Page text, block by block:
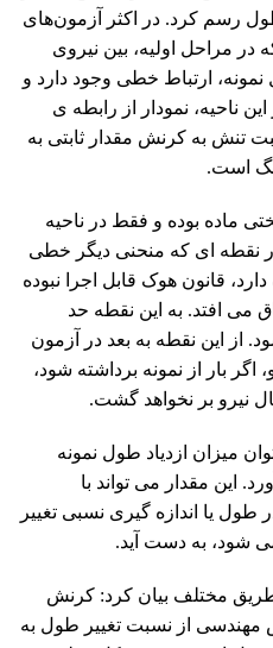
رسم کرد. در اکثر آزمون‌های
مراحل اولیه، بین نیروی
نمونه، ارتباط خطی وجود دارد و
ناحیه، نمودار از رابطه ی
تنش به کرنش مقدار ثابتی به
است.
ماده بوده و فقط در ناحیه
نقطه ای که منحنی دیگر خطی
قانون هوک قابل اجرا نبوده
می افتد. به این نقطه حد
از این نقطه به بعد در آزمون
بار از نمونه برداشته شود،
نیرو بر نخواهد گشت.
میزان ازدیاد طول نمونه
این مقدار می ‌تواند با
طول یا اندازه گیری نسبی تغییر
شود، به دست آید.
مختلف بیان کرد: کرنش
از نسبت تغییر طول به